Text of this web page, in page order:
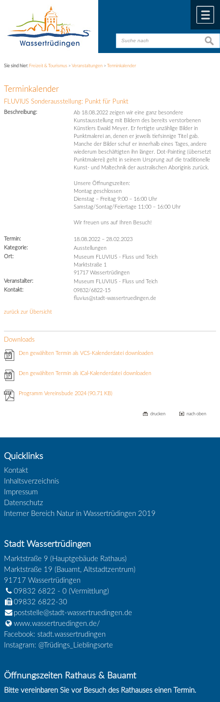
Sie sind hier: Freizeit & Tourismus >Veranstaltungen > Terminkalender
Terminkalender
FLUVIUS Sonderausstellung: Punkt für Punkt
Beschreibung:
Ab 18.08.2022 zeigen wir eine ganz besondere
Kunstausstellung mit Bildern des bereits verstorbenen
Künstlers Ewald Meyer. Er fertigte unzählige Bilder in
Punktmalerei an, denen er jeweils tiefsinnige Titel gab.
Manche der Bilder schuf er innerhalb eines Tages, andere
wiederum beschäftigten ihn länger. Dot-Painting (übersetzt
Punktmalerei) geht in seinem Ursprung auf die traditionelle
Kunst- und Maltechnik der australischen Aboriginis zurück.
Unsere Öffnungszeiten:
Montag geschlossen
Dienstag – Freitag 9:00 – 16:00 Uhr
Samstag/Sontag/Feiertage 11:00 – 16:00 Uhr
Wir freuen uns auf Ihren Besuch!
Termin: 18.08.2022 –28.02.2023
Kategorie:
Ausstellungen
Ort:
Museum FLUVIUS - Fluss und Teich
Marktstraße 1
91717 Wassertrüdingen
Veranstalter:
Museum FLUVIUS - Fluss und Teich
Kontakt:
09832/6822-15
fluvius@stadt-wassertruedingen.de
zurück zur Übersicht
Downloads
Den gewählten Termin als VCS-Kalenderdatei downloaden
Den gewählten Termin als iCal-Kalenderdatei downloaden
Programm Vereinsbude 2024(90.71 KB)
drucken nach oben
Quicklinks
Kontakt
Inhaltsverzeichnis
Impressum
Datenschutz
Interner Bereich Natur in Wassertrüdingen 2019
Stadt Wassertrüdingen
Marktstraße 9 (Hauptgebäude Rathaus)
Marktstraße 19 (Bauamt, Altstadtzentrum)
91717 Wassertrüdingen
09832 6822 - 0(Vermittlung)
09832 6822-30
poststelle@stadt-wassertruedingen.de
www.wassertruedingen.de/
Facebook: stadt.wassertrudingen
Instagram: @Trüdings_Lieblingsorte
Öffnungszeiten Rathaus & Bauamt
Bitte vereinbaren Sie vor Besuch des Rathauses einen Termin.